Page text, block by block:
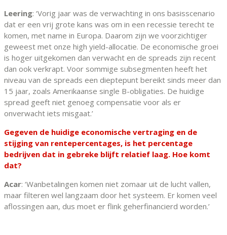
Leering: ‘Vorig jaar was de verwachting in ons basisscenario
dat er een vrij grote kans was om in een recessie terecht te
komen, met name in Europa. Daarom zijn we voorzichtiger
geweest met onze high yield-allocatie. De economische groei
is hoger uitgekomen dan verwacht en de spreads zijn recent
dan ook verkrapt. Voor sommige subsegmenten heeft het
niveau van de spreads een dieptepunt bereikt sinds meer dan
15 jaar, zoals Amerikaanse single B-obligaties. De huidige
spread geeft niet genoeg compensatie voor als er
onverwacht iets misgaat.’
Gegeven de huidige economische vertraging en de
stijging van rentepercentages, is het percentage
bedrijven dat in gebreke blijft relatief laag. Hoe komt
dat?
Acar: ‘Wanbetalingen komen niet zomaar uit de lucht vallen,
maar filteren wel langzaam door het systeem. Er komen veel
aflossingen aan, dus moet er flink geherfinancierd worden.’